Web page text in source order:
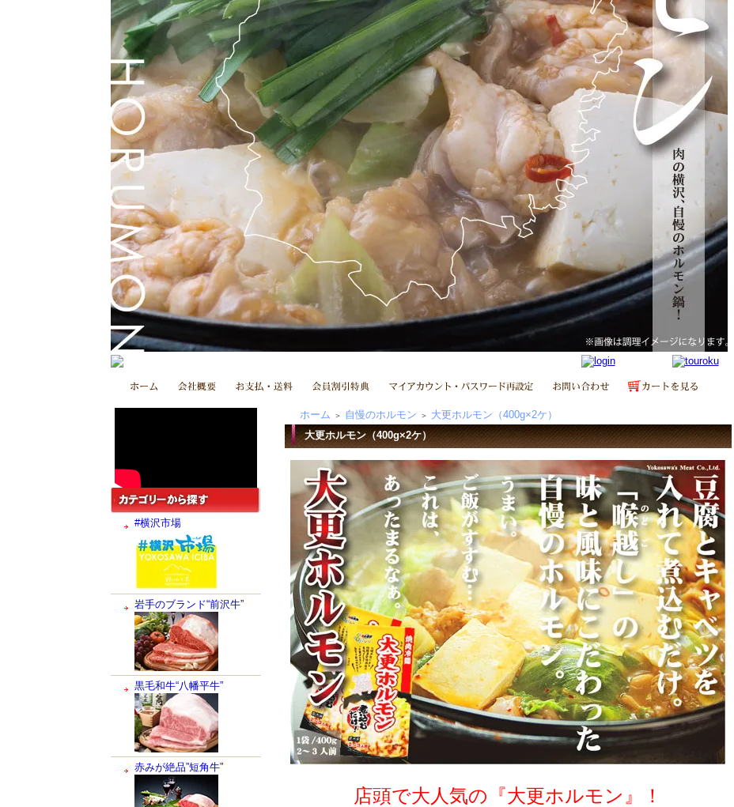
#横沢市場
岩手のブランド“前沢牛”
黒毛和牛“八幡平牛”
赤みが絶品”短角牛”
ホーム ＞ 自慢のホルモン ＞
大更ホルモン（400g×2ケ）
大更ホルモン（400g×2ケ）
店頭で大人気の『大更ホルモン』！